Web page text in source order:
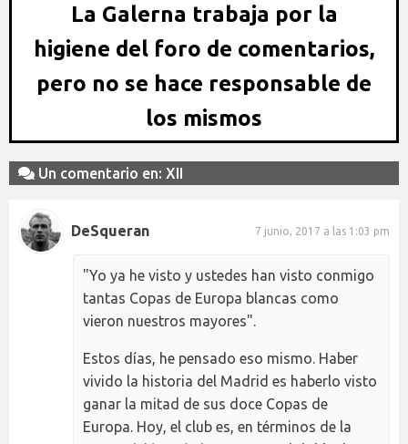
La Galerna trabaja por la
higiene del foro de comentarios,
pero no se hace responsable de
los mismos
Un comentario en: XII
DeSqueran 7 junio, 2017 a las 1:03 pm
"Yo ya he visto y ustedes han visto conmigo
tantas Copas de Europa blancas como
vieron nuestros mayores".
Estos días, he pensado eso mismo. Haber
vivido la historia del Madrid es haberlo visto
ganar la mitad de sus doce Copas de
Europa. Hoy, el club es, en términos de la